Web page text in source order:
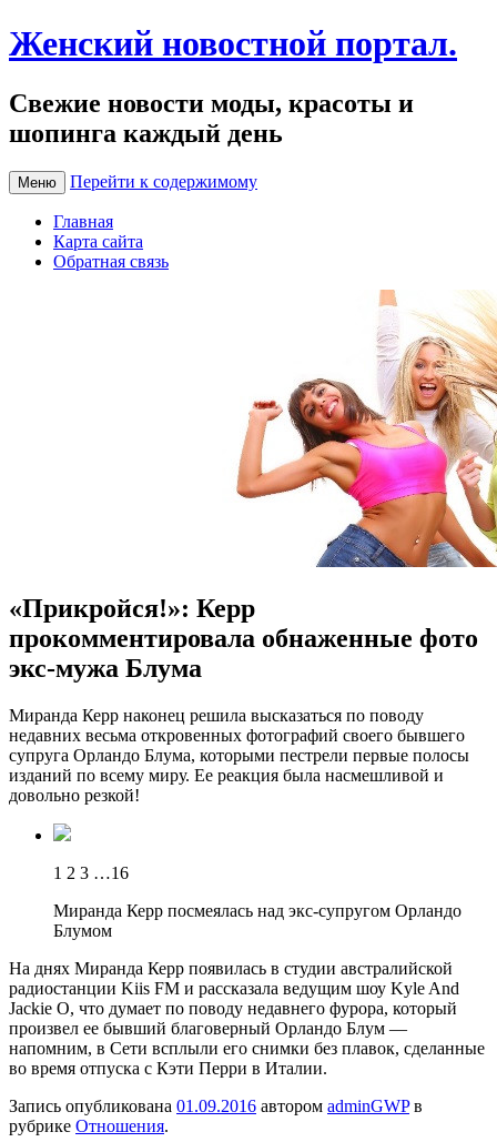
Женский новостной портал.
Свежие новости моды, красоты и
шопинга каждый день
Меню Перейти к содержимому
Главная
Карта сайта
Обратная связь
«Прикройся!»: Керр
прокомментировала обнаженные фото
экс-мужа Блума
Мирaндa Керр наконец решила высказаться по поводу
недавних весьма откровенных фотографий своего бывшего
супруга Орландо Блума, которыми пестрели первые полосы
изданий по всему миру. Ее реакция была насмешливой и
довольно резкой!
1 2 3 …16
Миранда Керр посмеялась над экс-супругом Орландо
Блумом
На днях Миранда Керр появилась в студии австралийской
радиостанции Kiis FM и рассказала ведущим шоу Kyle And
Jackie O, что думает по поводу недавнего фурора, который
произвел ее бывший благоверный Орландо Блум —
напомним, в Сети всплыли его снимки без плавок, сделанные
во время отпуска с Кэти Перри в Италии.
Запись опубликована 01.09.2016 автором adminGWPв
рубрике Отношения.